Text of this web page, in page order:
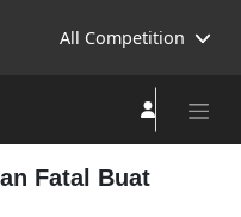
All Competition
Fatal Buat